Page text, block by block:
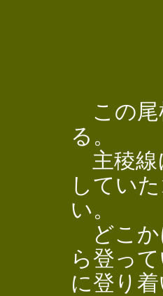
この尾
る。
主稜線
してい
い。
どこか
ら登っ
に登り着